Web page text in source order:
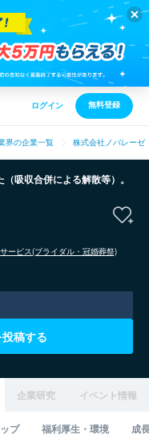
ログイン 無料登録
界の企業一覧 株式会社ノバレーゼ
吸収合併による解散等）。
サービス(ブライダル・冠婚葬祭)
稿する
企業研究 イベント情報
プ 福利厚生・環境 成